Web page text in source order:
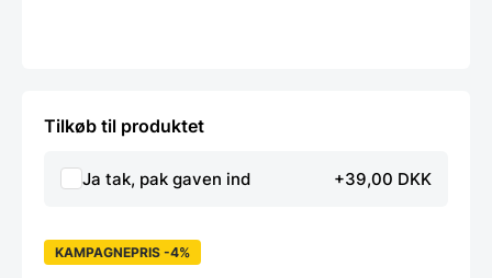
Tilkøb til produktet
Ja tak, pak gaven ind +39,00 DKK
KAMPAGNEPRIS -4%